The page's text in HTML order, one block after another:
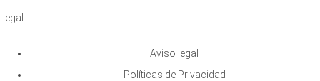
Legal
Aviso legal
Políticas de Privacidad